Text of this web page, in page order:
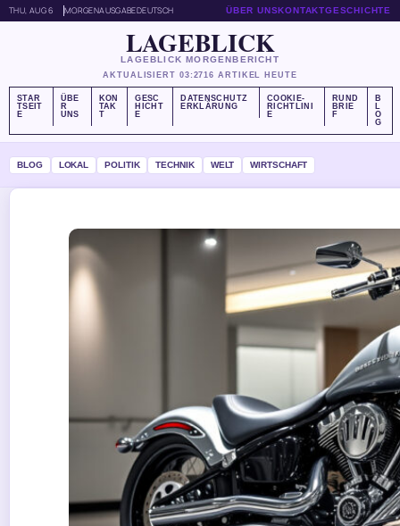
THU, AUG 6 MORGENAUSGABEDEUTSCH ÜBER UNSKONTAKTGESCHICHTE
LAGEBLICK
LAGEBLICK MORGENBERICHT
AKTUALISIERT 03:2716 ARTIKEL HEUTE
STAR
TSEIT
E
ÜBE
R
UNS
KON
TAK
T
GESC
HICHT
E
DATENSCHUTZ
ERKLÄRUNG
COOKIE-
RICHTLINI
E
RUND
BRIE
F
B
L
O
G
BLOG LOKAL POLITIK TECHNIK WELT WIRTSCHAFT